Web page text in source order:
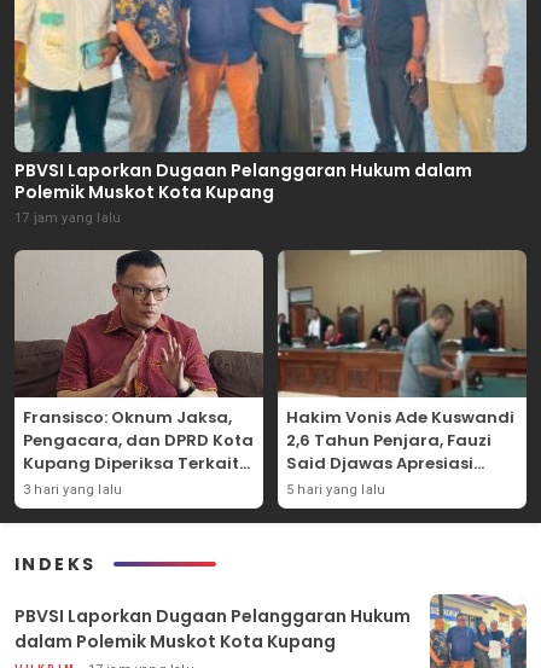
PBVSI Laporkan Dugaan Pelanggaran Hukum dalam
Polemik Muskot Kota Kupang
17 jam yang lalu
Fransisco: Oknum Jaksa,
Pengacara, dan DPRD Kota
Kupang Diperiksa Terkait
Kasus Akun TikTok Lika Liku
NTT
3 hari yang lalu
Hakim Vonis Ade Kuswandi
2,6 Tahun Penjara, Fauzi
Said Djawas Apresiasi
Putusan
5 hari yang lalu
INDEKS
PBVSI Laporkan Dugaan Pelanggaran Hukum
dalam Polemik Muskot Kota Kupang